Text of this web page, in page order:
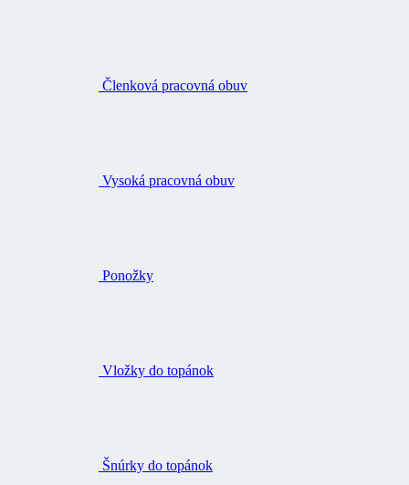
Členková pracovná obuv
Vysoká pracovná obuv
Ponožky
Vložky do topánok
Šnúrky do topánok